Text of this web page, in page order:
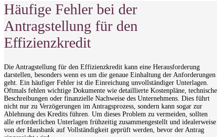
Häufige Fehler bei der
Antragstellung für den
Effizienzkredit
Die Antragstellung für den Effizienzkredit kann eine Herausforderung
darstellen, besonders wenn es um die genaue Einhaltung der Anforderungen
geht. Ein häufiger Fehler ist die Einreichung unvollständiger Unterlagen.
Oftmals fehlen wichtige Dokumente wie detaillierte Kostenpläne, technische
Beschreibungen oder finanzielle Nachweise des Unternehmens. Dies führt
nicht nur zu Verzögerungen im Antragsprozess, sondern kann sogar zur
Ablehnung des Kredits führen. Um dieses Problem zu vermeiden, sollten
alle erforderlichen Unterlagen frühzeitig zusammengestellt und idealerweise
von der Hausbank auf Vollständigkeit geprüft werden, bevor der Antrag